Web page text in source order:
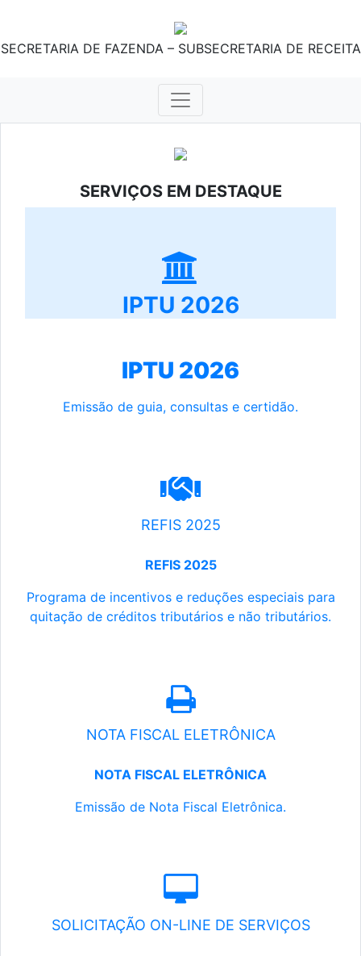
SECRETARIA DE FAZENDA – SUBSECRETARIA DE RECEITA
SERVIÇOS EM DESTAQUE
IPTU 2026
IPTU 2026
Emissão de guia, consultas e certidão.
REFIS 2025
REFIS 2025
Programa de incentivos e reduções especiais para
quitação de créditos tributários e não tributários.
NOTA FISCAL ELETRÔNICA
NOTA FISCAL ELETRÔNICA
Emissão de Nota Fiscal Eletrônica.
SOLICITAÇÃO ON-LINE DE SERVIÇOS